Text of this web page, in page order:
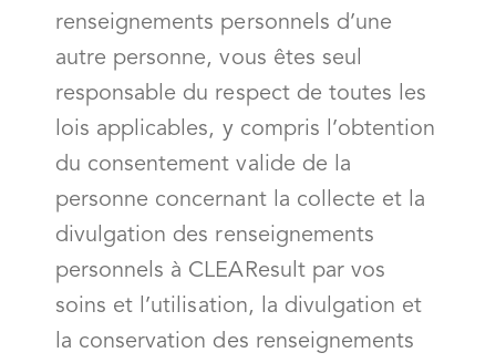
renseignements personnels d’une
autre personne, vous êtes seul
responsable du respect de toutes les
lois applicables, y compris l’obtention
du consentement valide de la
personne concernant la collecte et la
divulgation des renseignements
personnels à CLEAResult par vos
soins et l’utilisation, la divulgation et
la conservation des renseignements